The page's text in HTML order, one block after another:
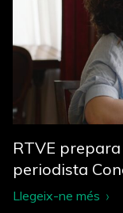
RTVE prepara
periodista
Llegeix-ne més